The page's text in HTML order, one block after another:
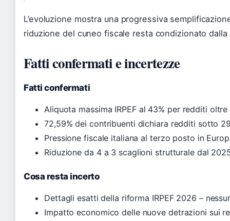
L’evoluzione mostra una progressiva
riduzione del cuneo fiscale resta condizionato
Fatti confermati e incertezze
Fatti confermati
Aliquota massima IRPEF al 43% per redditi
72,59% dei contribuenti dichiara redditi sotto
Pressione fiscale italiana al terzo posto in
Riduzione da 4 a 3 scaglioni strutturale dal
Cosa resta incerto
Dettagli esatti della riforma IRPEF 2026 –
Impatto economico delle nuove detrazioni sui